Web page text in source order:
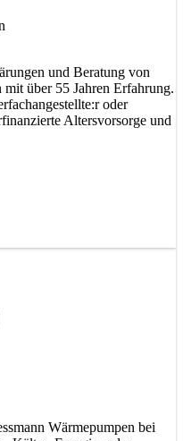
und Beratung von
über 55 Jahren Erfahrung.
oder
Altersvorsorge und
Wärmepumpen bei